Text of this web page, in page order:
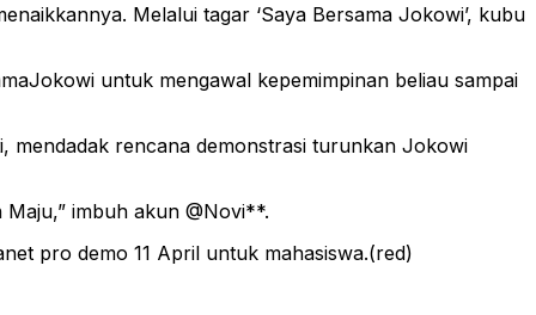
Melalui tagar ‘Saya Bersama Jokowi’, kubu
untuk mengawal kepemimpinan beliau sampai
mendadak rencana demonstrasi turunkan Jokowi
imbuh akun @Novi**.
pro demo 11 April untuk mahasiswa.(red)